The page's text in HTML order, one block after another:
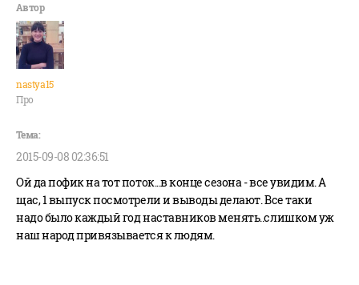
nastya15
Про
2015-09-08 02:36:51
Ой да пофик на тот поток...в конце сезона - все увидим. А
щас, 1 выпуск посмотрели и выводы делают. Все таки
надо было каждый год наставников менять..слишком уж
наш народ привязывается к людям.